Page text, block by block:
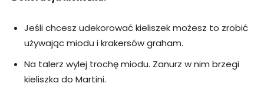
Jeśli chcesz udekorować kieliszek możesz to zrobić
używając miodu i krakersów graham.
Na talerz wylej trochę miodu. Zanurz w nim brzegi
kieliszka do Martini.